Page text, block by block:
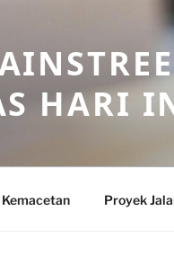
HARI
Kemacetan Proyek